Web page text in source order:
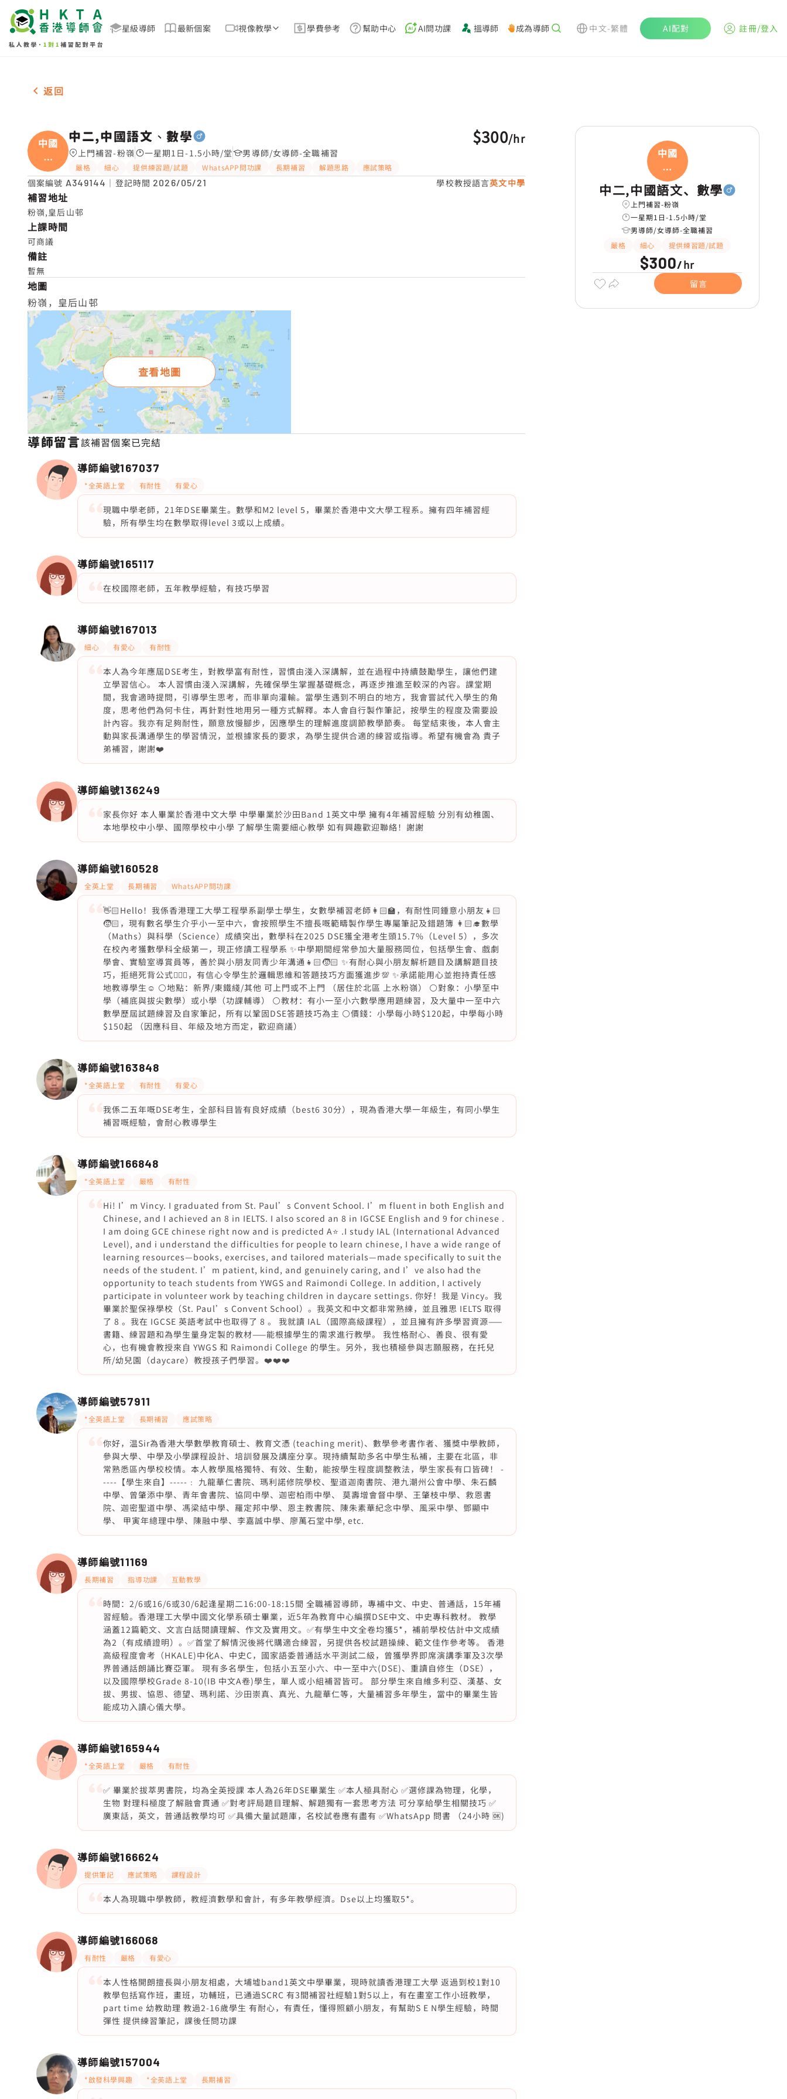
星級導師 最新個案 視像教學 學費參考 幫助中心 AI問功課 搵導師 成為導師 中文-繁體 AI配對 註冊/登入
男-1名 中二,中國語文、數學，粉嶺 補習推介
返回
中國
語
文、
中二,中國語文、數學
上門補習-粉嶺 一星期1日-1.5小時/堂 男導師/女導師-全職補習
嚴格 細心 提供練習題/試題 WhatsAPP問功課 長期補習 解題思路 應試策略
$300/hr
個案編號 A349144 ｜登記時間 2026/05/21 學校教授語言英文中學
補習地址
粉嶺,皇后山邨
上課時間
可商議
備註
暫無
地圖
粉嶺，皇后山邨
查看地圖
導師留言該補習個案已完結
導師編號167037
*全英語上堂 有耐性 有愛心
現職中學老師，21年DSE畢業生。數學和M2 level 5，畢業於香港中文大學工程系。擁有四年補習經
驗，所有學生均在數學取得level 3或以上成績。
導師編號165117
在校國際老師，五年教學經驗，有技巧學習
導師編號167013
細心 有愛心 有耐性
本人為今年應屆DSE考生，對教學富有耐性，習慣由淺入深講解，並在過程中持續鼓勵學生，讓他們建
立學習信心。 本人習慣由淺入深講解，先確保學生掌握基礎概念，再逐步推進至較深的內容。課堂期
間，我會適時提問，引導學生思考，而非單向灌輸。當學生遇到不明白的地方，我會嘗試代入學生的角
度，思考他們為何卡住，再針對性地用另一種方式解釋。本人會自行製作筆記，按學生的程度及需要設
計內容。我亦有足夠耐性，願意放慢腳步，因應學生的理解進度調節教學節奏。 每堂結束後，本人會主
動與家長溝通學生的學習情況，並根據家長的要求，為學生提供合適的練習或指導。希望有機會為 貴子
弟補習，謝謝❤️
導師編號136249
家長你好 本人畢業於香港中文大學 中學畢業於沙田Band 1英文中學 擁有4年補習經驗 分別有幼稚園、
本地學校中小學、國際學校中小學 了解學生需要細心教學 如有興趣歡迎聯絡！謝謝
導師編號160528
全英上堂 長期補習 WhatsAPP問功課
👋🏻Hello！我係香港理工大學工程學系副學士學生，女數學補習老師👩🏻‍🏫，有耐性同鍾意小朋友👧🏻
🧒🏻，現有數名學生介乎小一至中六，會按照學生不擅長嘅範疇製作學生專屬筆記及錯題簿 👩🏻‍🎓數學
（Maths）與科學（Science）成績突出，數學科在2025 DSE獲全港考生頭15.7%（Level 5），多次
在校內考獲數學科全級第一，現正修讀工程學系 ✨中學期間經常參加大量服務岡位，包括學生會、戲劇
學會、實驗室導賞員等，善於與小朋友同青少年溝通👧🏻🧒🏻 ✨有耐心與小朋友解析題目及講解題目技
巧，拒絕死背公式🙅🏻‍♀️，有信心令學生於邏輯思維和答題技巧方面獲進步💯 ✨承諾能用心並抱持責任感
地教導學生☺️ ⚪️地點：新界/東鐵綫/其他 可上門或不上門 （居住於北區 上水粉嶺） ⚪️對象：小學至中
學（補底與拔尖數學）或小學（功課輔導） ⚪️教材：有小一至小六數學應用題練習，及大量中一至中六
數學歷屆試題練習及自家筆記，所有以鞏固DSE答題技巧為主 ⚪️價錢：小學每小時$120起，中學每小時
$150起 （因應科目、年級及地方而定，歡迎商議）
導師編號163848
*全英語上堂 有耐性 有愛心
我係二五年嘅DSE考生，全部科目皆有良好成績（best6 30分），現為香港大學一年級生，有同小學生
補習嘅經驗，會耐心教導學生
導師編號166848
*全英語上堂 嚴格 有耐性
Hi! I’m Vincy. I graduated from St. Paul’s Convent School. I’m fluent in both English and
Chinese, and I achieved an 8 in IELTS. I also scored an 8 in IGCSE English and 9 for chinese .
I am doing GCE chinese right now and is predicted A⭐️ .I study IAL (International Advanced
Level), and i understand the difficulties for people to learn chinese, I have a wide range of
learning resources—books, exercises, and tailored materials—made specifically to suit the
needs of the student. I’m patient, kind, and genuinely caring, and I’ve also had the
opportunity to teach students from YWGS and Raimondi College. In addition, I actively
participate in volunteer work by teaching children in daycare settings. 你好！我是 Vincy。我
畢業於聖保祿學校（St. Paul’s Convent School）。我英文和中文都非常熟練，並且雅思 IELTS 取得
了 8 。我在 IGCSE 英語考試中也取得了 8 。 我就讀 IAL（國際高級課程），並且擁有許多學習資源——
書籍、練習題和為學生量身定製的教材——能根據學生的需求進行教學。 我性格耐心、善良、很有愛
心，也有機會教授來自 YWGS 和 Raimondi College 的學生。另外，我也積極參與志願服務，在托兒
所/幼兒園（daycare）教授孩子們學習。❤️❤️❤️
導師編號57911
*全英語上堂 長期補習 應試策略
你好，温Sir為香港大學數學教育碩士、教育文憑 (teaching merit)、數學參考書作者、獲獎中學教師，
參與大學、中學及小學課程設計、培訓發展及講座分享。現持續幫助多名中學生私補，主要在北區，非
常熟悉區內學校校情。本人教學風格獨特、有效、生動，能按學生程度調整教法，學生家長有口皆碑！ -
----【學生來自】-----﹕ 九龍華仁書院、瑪利諾修院學校、聖道迦南書院、港九潮州公會中學、朱石麟
中學、曾肇添中學、青年會書院、協同中學、迦密柏雨中學、 莫壽增會督中學、王肇枝中學、救恩書
院、迦密聖道中學、馮梁結中學、羅定邦中學、恩主教書院、陳朱素華紀念中學、風采中學、鄧顯中
學、 甲寅年總理中學、陳融中學、李嘉誠中學、廖萬石堂中學, etc.
導師編號11169
長期補習 指導功課 互動教學
時間：2/6或16/6或30/6起逢星期二16:00-18:15間 全職補習導師，專補中文、中史、普通話，15年補
習經驗。香港理工大學中國文化學系碩士畢業，近5年為教育中心編撰DSE中文、中史專科教材。 教學
涵蓋12篇範文、文言白話閱讀理解、作文及實用文。✅有學生中文全卷均獲5*，補前學校估計中文成績
為2（有成績證明）。✅首堂了解情況後將代購適合練習，另提供各校試題操練、範文佳作參考等。 香港
高級程度會考（HKALE)中化A、中史C，國家語委普通話水平測試二級，曾獲學界即席演講季軍及3次學
界普通話朗誦比賽亞軍。 現有多名學生，包括小五至小六、中一至中六(DSE)、重讀自修生（DSE），
以及國際學校Grade 8-10(IB 中文A卷)學生，單人或小組補習皆可。 部分學生來自維多利亞、漢基、女
拔、男拔、協恩、德望、瑪利諾、沙田崇真、真光、九龍華仁等，大量補習多年學生，當中的畢業生皆
能成功入讀心儀大學。
導師編號165944
*全英語上堂 嚴格 有耐性
✅ 畢業於拔萃男書院，均為全英授課 本人為26年DSE畢業生 ✅本人極具耐心 ✅選修課為物理，化學，
生物 對理科極度了解融會貫通 ✅對考評局題目理解、解題獨有一套思考方法 可分享給學生相關技巧 ✅
廣東話，英文，普通話教學均可 ✅具備大量試題庫，名校試卷應有盡有 ✅WhatsApp 問書 （24小時 🆗)
導師編號166624
提供筆記 應試策略 課程設計
本人為現職中學教師，教經濟數學和會計，有多年教學經濟。Dse以上均獲取5*。
導師編號166068
有耐性 嚴格 有愛心
本人性格開朗擅長與小朋友相處，大埔墟band1英文中學畢業，現時就讀香港理工大學 返過到校1對10
教學包括寫作班，畫班，功輔班，已通過SCRC 有3間補習社經驗1對5以上，有在畫室工作小班教學，
part time 幼教助理 教過2-16歲學生 有耐心，有責任，懂得照顧小朋友，有幫助S E N學生經驗，時間
彈性 提供練習筆記，課後任問功課
導師編號157004
*啟發科學興趣 *全英語上堂 長期補習
中國
語
文、
中二,中國語文、數學
上門補習-粉嶺
一星期1日-1.5小時/堂
男導師/女導師-全職補習
嚴格
細心 提供練習題/試題
$300/hr
留言